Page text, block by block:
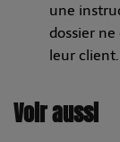
une
dossier
leur client.
Voir aussi